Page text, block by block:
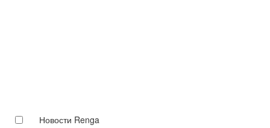
Новости Renga